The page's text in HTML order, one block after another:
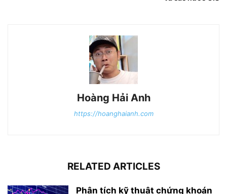
Hoàng Hải Anh
https://hoanghaianh.com
RELATED ARTICLES
Phân tích kỹ thuật chứng khoán